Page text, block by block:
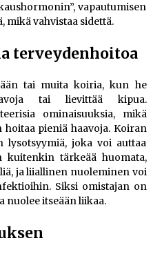
vapautumisen
mikä vahvistaa sidettä.
terveydenhoitoa
tai muita koiria, kun he
tai lievittää kipua.
ominaisuuksia, mikä
pieniä haavoja. Koiran
lysotsyymiä, joka voi auttaa
kuitenkin tärkeää huomata,
ja liiallinen nuoleminen voi
Siksi omistajan on
nuolee itseään liikaa.